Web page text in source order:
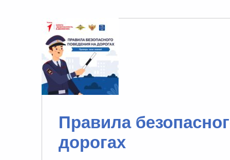
Правила
дорогах